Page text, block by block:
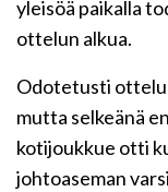
yleisöä paikalla
ottelun alkua.
Odotetusti
mutta selkeänä
kotijoukkue otti
johtoaseman